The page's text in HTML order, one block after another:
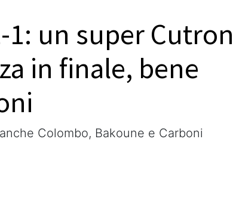
1: un super
in finale, bene
Colombo, Bakoune e Carboni